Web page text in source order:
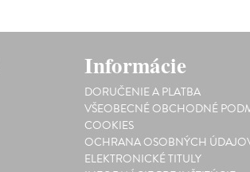
Informácie
DORUČENIE A PLATBA
VŠEOBECNÉ OBCHODNÉ
COOKIES
OCHRANA OSOBNÝCH
ELEKTRONICKÉ TITULY